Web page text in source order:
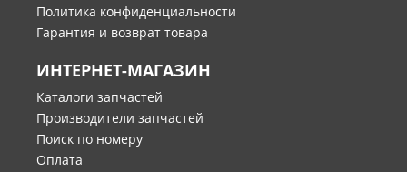
Политика конфиденциальности
Гарантия и возврат товара
ИНТЕРНЕТ-МАГАЗИН
Каталоги запчастей
Производители запчастей
Поиск по номеру
Оплата